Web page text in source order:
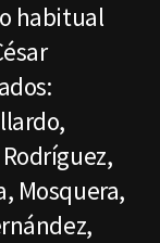
habitual
Mosquera,